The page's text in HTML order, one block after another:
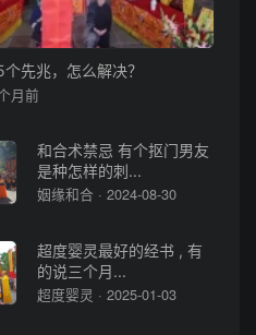
先兆，怎么解决？
月前
和合术禁忌 有个抠门男友
是种怎样的刺...
姻缘和合 · 2024-08-30
超度婴灵最好的经书 , 有
的说三个月...
超度婴灵 · 2025-01-03